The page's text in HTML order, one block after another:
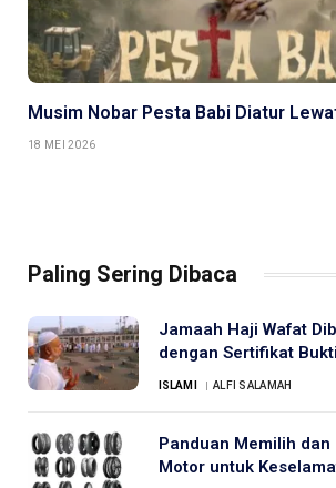
Musim Nobar Pesta Babi Diatur
18 MEI 2026
Paling Sering Dibaca
Jamaah Haji Wafat
dengan Sertifikat Bukti
ISLAMI ALFI SALAMAH
Panduan Memilih
Motor untuk